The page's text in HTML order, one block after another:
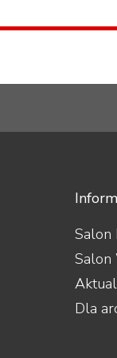
Salon
Salon
Dla